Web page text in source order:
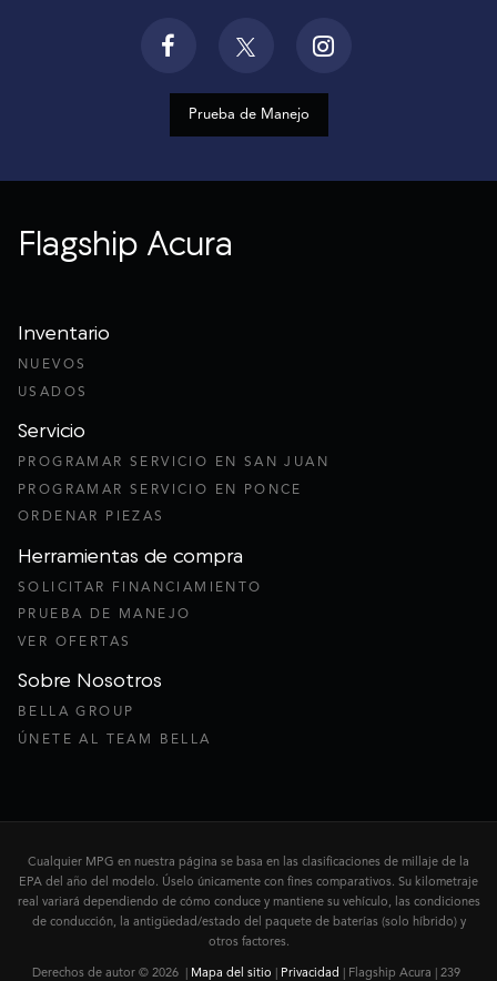
Prueba de Manejo
Flagship Acura
Inventario
NUEVOS
USADOS
Servicio
PROGRAMAR SERVICIO EN SAN JUAN
PROGRAMAR SERVICIO EN PONCE
ORDENAR PIEZAS
Herramientas de compra
SOLICITAR FINANCIAMIENTO
PRUEBA DE MANEJO
VER OFERTAS
Sobre Nosotros
BELLA GROUP
ÚNETE AL TEAM BELLA
Cualquier MPG en nuestra página se basa en las clasificaciones de millaje de la
EPA del año del modelo. Úselo únicamente con fines comparativos. Su kilometraje
real variará dependiendo de cómo conduce y mantiene su vehículo, las condiciones
de conducción, la antigüedad/estado del paquete de baterías (solo híbrido) y
otros factores.
Derechos de autor © 2026 | Mapa del sitio | Privacidad | Flagship Acura |239